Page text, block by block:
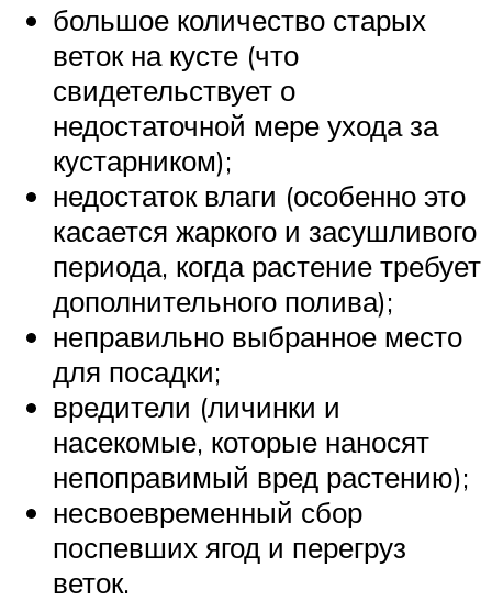
большое количество старых
веток на кусте (что
свидетельствует о
недостаточной мере ухода за
кустарником);
недостаток влаги (особенно это
касается жаркого и засушливого
периода, когда растение требует
дополнительного полива);
неправильно выбранное место
для посадки;
вредители (личинки и
насекомые, которые наносят
непоправимый вред растению);
несвоевременный сбор
поспевших ягод и перегруз
веток.